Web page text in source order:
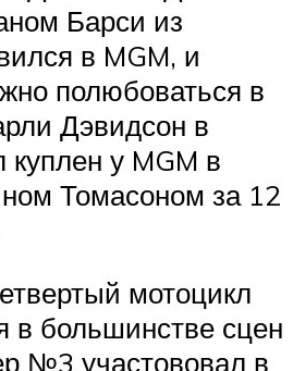
Барси из
в MGM, и
полюбоваться в
Дэвидсон в
у MGM в
Томасоном за 12
мотоцикл
в большинстве сцен
№3 участововал в